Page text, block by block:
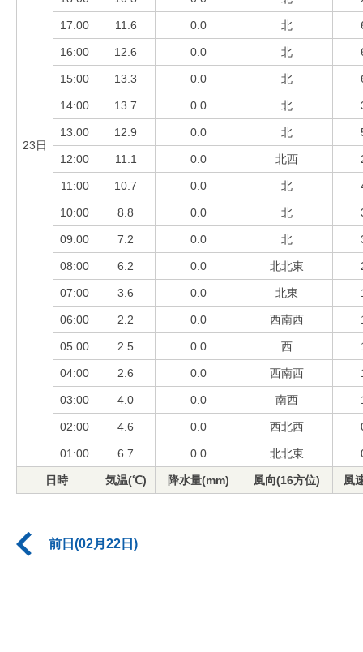
23日
17:00 11.6 0.0 北
16:00 12.6 0.0 北
15:00 13.3 0.0 北
14:00 13.7 0.0 北
13:00 12.9 0.0 北
12:00 11.1 0.0 北西
11:00 10.7 0.0 北
10:00 8.8 0.0 北
09:00 7.2 0.0 北
08:00 6.2 0.0 北北東
07:00 3.6 0.0 北東
06:00 2.2 0.0 西南西
05:00 2.5 0.0 西
04:00 2.6 0.0 西南西
03:00 4.0 0.0 南西
02:00 4.6 0.0 西北西
01:00 6.7 0.0 北北東
日時 気温(℃) 降水量(mm) 風向(16方位) 風
前日(02月22日)